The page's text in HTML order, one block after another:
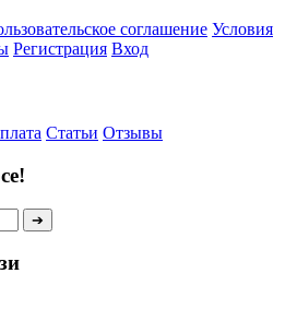
соглашение Условия
Регистрация Вход
Статьи Отзывы